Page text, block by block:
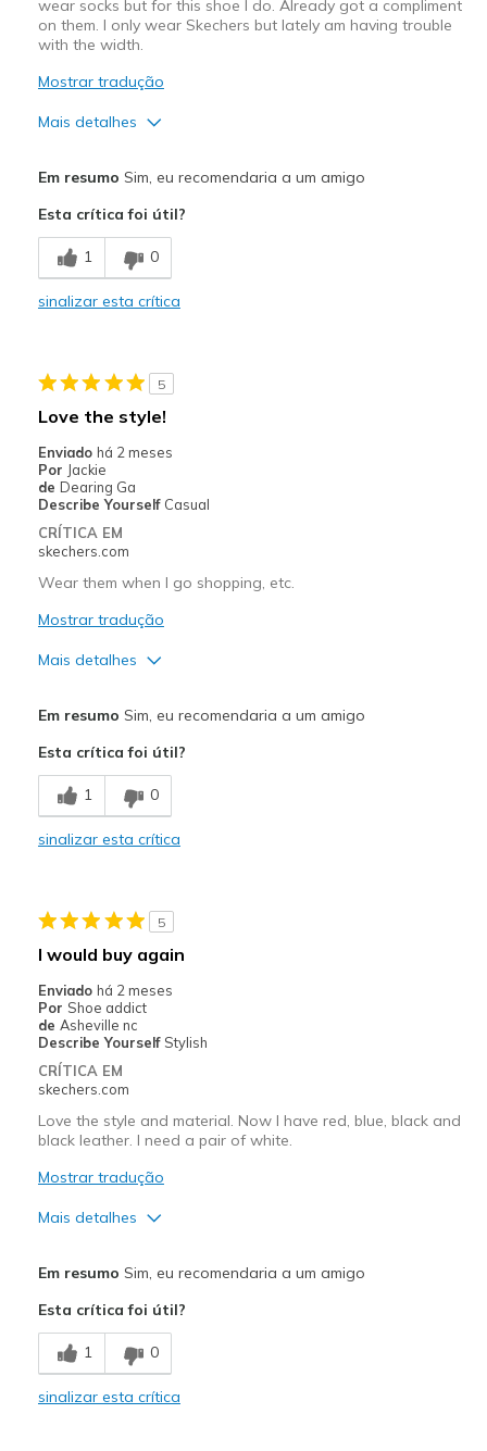
View On Shoes
I'm Into Shoes
wear socks but for this shoe I do. Already got a compliment
on them. I only wear Skechers but lately am having trouble
with the width.
Mostrar tradução
Mais detalhes
Comfortable
Stylish
Going Out
Sizing
Feels half size too big
View On Shoes
Em resumo Sim, eu recomendaria a um amigo
Esta crítica foi útil?
1 0
sinalizar esta crítica
5
Love the style!
Enviado há 2 meses
Por Jackie
de Dearing Ga
Describe Yourself Casual
CRÍTICA EM
skechers.com
Wear them when I go shopping, etc.
Mostrar tradução
Mais detalhes
Stylish
Melhores utilizações
Casual Wear
Travel
Sizing
View On Shoes
Em resumo Sim, eu recomendaria a um amigo
Esta crítica foi útil?
1 0
sinalizar esta crítica
5
I would buy again
Enviado há 2 meses
Por Shoe addict
de Asheville nc
Describe Yourself Stylish
CRÍTICA EM
skechers.com
Love the style and material. Now I have red, blue, black and
black leather. I need a pair of white.
Mostrar tradução
Mais detalhes
Contras
Need Break In
Em resumo Sim, eu recomendaria a um amigo
Esta crítica foi útil?
1 0
sinalizar esta crítica